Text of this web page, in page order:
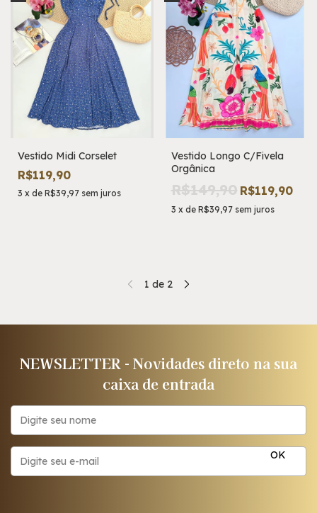
Vestido Midi Corselet
R$119,90
3 x de R$39,97 sem juros
Vestido Longo C/Fivela
Orgânica
R$149,90 R$119,90
3 x de R$39,97 sem juros
1 de 2
NEWSLETTER - Novidades direto na sua
caixa de entrada